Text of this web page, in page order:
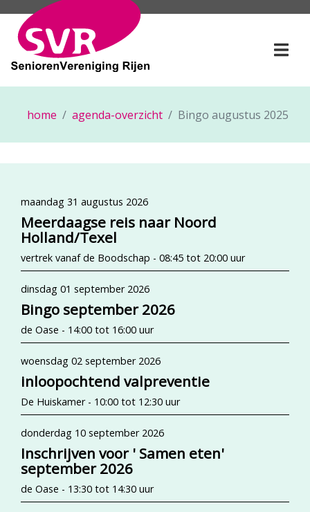
home agenda-overzicht Bingo augustus 2025
maandag 31 augustus 2026
Meerdaagse reis naar Noord
Holland/Texel
vertrek vanaf de Boodschap - 08:45 tot 20:00 uur
dinsdag 01 september 2026
Bingo september 2026
de Oase - 14:00 tot 16:00 uur
woensdag 02 september 2026
inloopochtend valpreventie
De Huiskamer - 10:00 tot 12:30 uur
donderdag 10 september 2026
Inschrijven voor ' Samen eten'
september 2026
de Oase - 13:30 tot 14:30 uur